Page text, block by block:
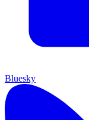
Bluesky